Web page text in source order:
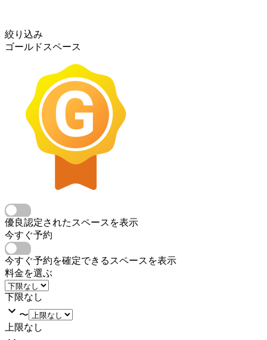
絞り込み
ゴールドスペース
優良認定されたスペースを表示
今すぐ予約
今すぐ予約を確定できるスペースを表示
料金を選ぶ
下限なし
〜
上限なし